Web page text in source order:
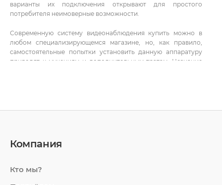
варианты их подключения открывают для простого
потребителя неимоверные возможности.
Современную систему видеонаблюдения купить можно в
любом специализирующемся магазине, но, как правило,
самостоятельные попытки установить данную аппаратуру
приводят к мучениям и дополнительным тратам. Незнание
(видеокамера, монитор и видеозапись) Вы можете
сегодня понятие безопасности является неотъемлемой
Компания
Кто мы?